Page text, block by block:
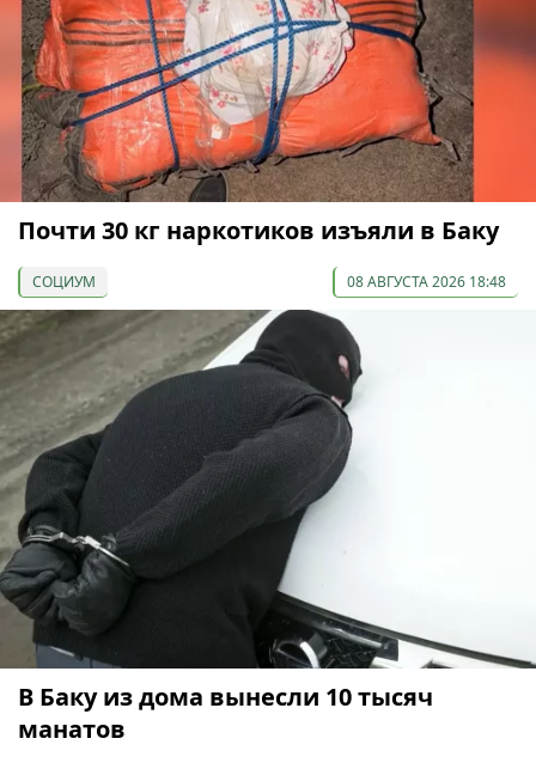
Почти 30 кг наркотиков изъяли в Баку
СОЦИУМ 08 АВГУСТА 2026 18:48
В Баку из дома вынесли 10 тысяч
манатов